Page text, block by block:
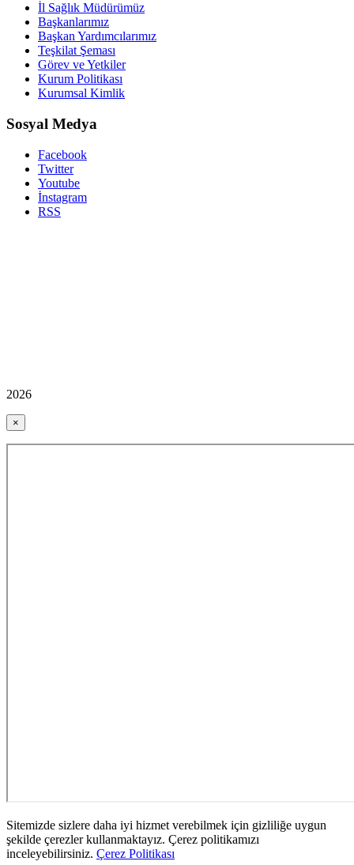
İl Sağlık Müdürümüz
Başkanlarımız
Başkan Yardımcılarımız
Teşkilat Şeması
Görev ve Yetkiler
Kurum Politikası
Kurumsal Kimlik
Sosyal Medya
Facebook
Twitter
Youtube
İnstagram
RSS
2026
×
Sitemizde sizlere daha iyi hizmet verebilmek için gizliliğe uygun
şekilde çerezler kullanmaktayız. Çerez politikamızı
inceleyebilirsiniz. Çerez Politikası